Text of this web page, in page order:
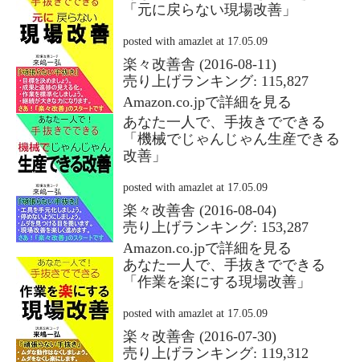
「元に戻らない現場改善」
posted with amazlet at 17.05.09
楽々改善舎 (2016-08-11)
売り上げランキング: 115,827
Amazon.co.jpで詳細を見る
あなた一人で、手抜きでできる
「機械でじゃんじゃん生産できる
改善」
posted with amazlet at 17.05.09
楽々改善舎 (2016-08-04)
売り上げランキング: 153,287
Amazon.co.jpで詳細を見る
あなた一人で、手抜きでできる
「作業を楽にする現場改善」
posted with amazlet at 17.05.09
楽々改善舎 (2016-07-30)
売り上げランキング: 119,312